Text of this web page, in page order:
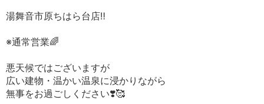
湯舞音市原ちはら台店‼️
※通常営業🌈
悪天候ではございますが
広い建物・温かい温泉に浸かりながら
無事をお過ごしください❣️🥰